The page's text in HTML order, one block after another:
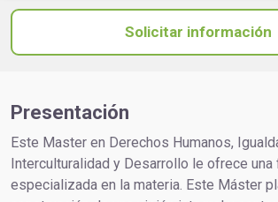
Solicitar información
Presentación
Este Master en Derechos Humanos,
Interculturalidad y Desarrollo le ofrece una
especializada en la materia. Este Máster